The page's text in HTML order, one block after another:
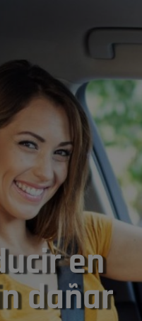
en
dañar